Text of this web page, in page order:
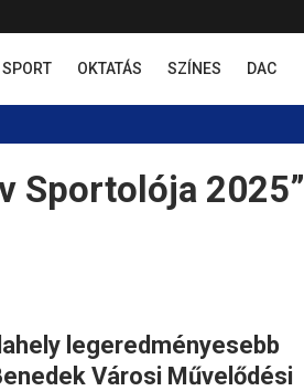
SPORT OKTATÁS SZÍNES DAC
Sportolója 2025”
legeredményesebb
Városi Művelődési